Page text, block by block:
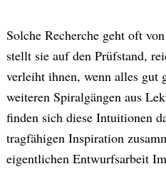
Solche Recherche geht oft
stellt sie auf den Prüfstand,
verleiht ihnen, wenn alles gut
weiteren Spiralgängen aus
finden sich diese Intuitionen
tragfähigen Inspiration
eigentlichen Entwurfsarbeit